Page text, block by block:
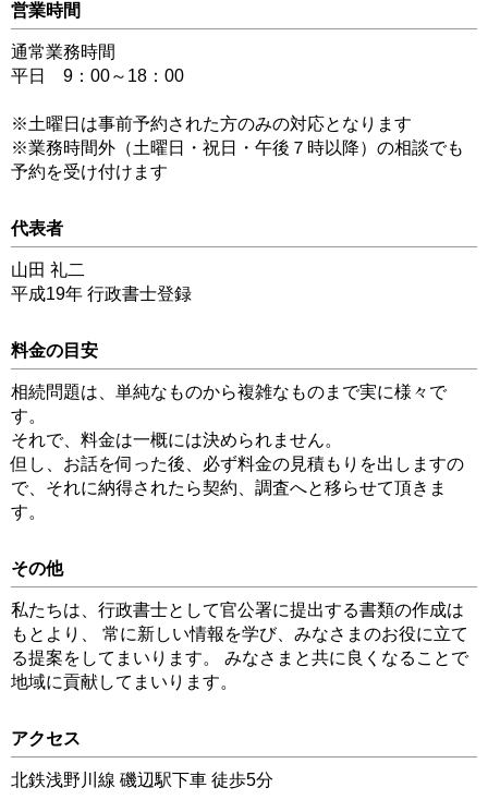
営業時間
通常業務時間
平日 9：00～18：00
※土曜日は事前予約された方のみの対応となります
※業務時間外（土曜日・祝日・午後７時以降）の相談でも
予約を受け付けます
代表者
山田 礼二
平成19年 行政書士登録
料金の目安
相続問題は、単純なものから複雑なものまで実に様々で
す。
それで、料金は一概には決められません。
但し、お話を伺った後、必ず料金の見積もりを出しますの
で、それに納得されたら契約、調査へと移らせて頂きま
す。
その他
私たちは、行政書士として官公署に提出する書類の作成は
もとより、 常に新しい情報を学び、みなさまのお役に立て
る提案をしてまいります。 みなさまと共に良くなることで
地域に貢献してまいります。
アクセス
北鉄浅野川線 磯辺駅下車 徒歩5分